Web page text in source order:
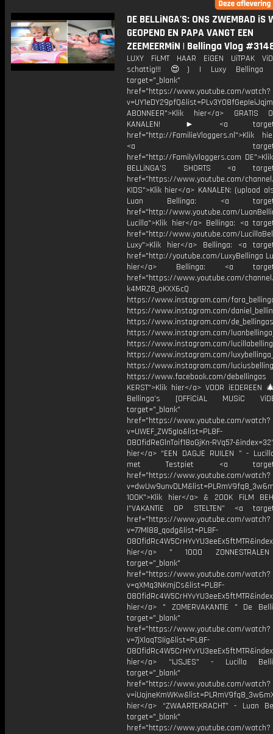
DE BELLiNGA'S: ONS ZWEMBAD iS
GEOPEND EN PAPA VANGT EEN
ZEEMEERMiN | Bellinga Vlog
LUXY FiLMT HAAR EiGEN UiTPAK
schattig!!! 😍) | Luxy Bellinga
target="_blank"
href="https://www.youtube.com/watch?
ABONNEER">Klik hier</a> GRATIS
KANALEN! ► <a
href="http://FamilieVloggers.nl">Klik
<a
href="http://FamilyVloggers.com
BELLiNGA'S SHORTS <a
href="https://www.youtube.com/channel/
KIDS">Klik hier</a> KANALEN: (upload
Luan Bellinga: <a
href="http://www.youtube.com/
Lucilla">Klik hier</a> Bellinga: <a
href="http://www.youtube.com/
Luxy">Klik hier</a> Bellinga: <a
href="http://youtube.com/LuxyBellinga
hier</a> Bellinga: <a
href="https://www.youtube.com/
k4MRZ8_oKXX6cQ
https://www.instagram.com/
https://www.instagram.com/
https://www.instagram.com/
https://www.instagram.com/
https://www.instagram.com/
https://www.instagram.com/
https://www.instagram.com/
https://www.facebook.com/debellingas
KERST">Klik hier</a> VOOR
Bellinga’s [OFFiCiAL MUSiC
target="_blank"
href="https://www.youtube.com/watch?
v=UWEF_ZW5gIo&list=PL8F-
O8OfidReGlnToif18oGjKn-RVq57-
hier</a> “EEN DAGJE RUILEN ” -
met Testpiet <a
href="https://www.youtube.com/watch?
100K">Klik hier</a> & 200K FiLM
|“VAKANTiE OP STELTEN” <a
href="https://www.youtube.com/watch?
v=77Ml88_qodg&list=PL8F-
hier</a> " 1000
target="_blank"
href="https://www.youtube.com/watch?
v=qXMq3NKmjCs&list=PL8F-
hier</a> " ZOMERVAKANTIE " De
target="_blank"
href="https://www.youtube.com/watch?
v=7jXlaqTSIig&list=PL8F-
hier</a> “IJSJES" - Lucilla
target="_blank"
href="https://www.youtube.com/watch?
hier</a> “ZWAARTEKRACHT” - Luan
target="_blank"
href="https://www.youtube.com/watch?